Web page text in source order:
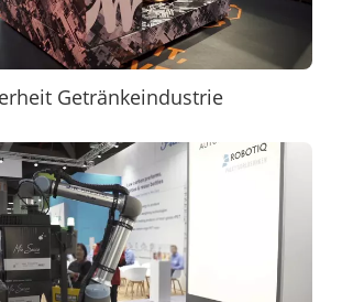
Getränkeindustrie